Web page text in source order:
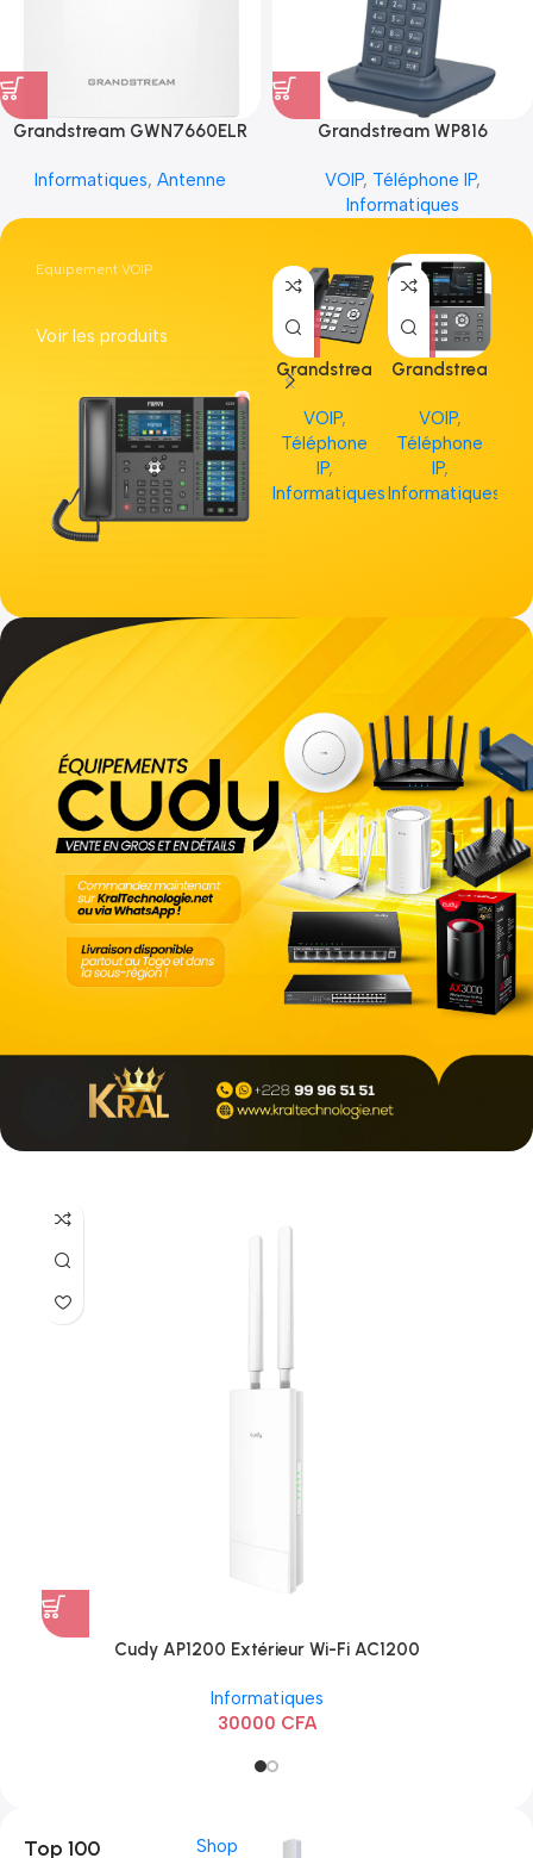
Grandstream GWN7660ELR
Informatiques, Antenne
Grandstream WP816
VOIP, Téléphone IP,
Informatiques
Equipement VOIP
Voir les produits
Grandstrea
m GRP2613
VOIP,
Téléphone
IP,
Informatiques
Grandstrea
VOIP,
Téléphone
IP,
Informatiques
Cudy AP1200 Extérieur Wi-Fi AC1200
Informatiques
30000 CFA
Top 100
Shop